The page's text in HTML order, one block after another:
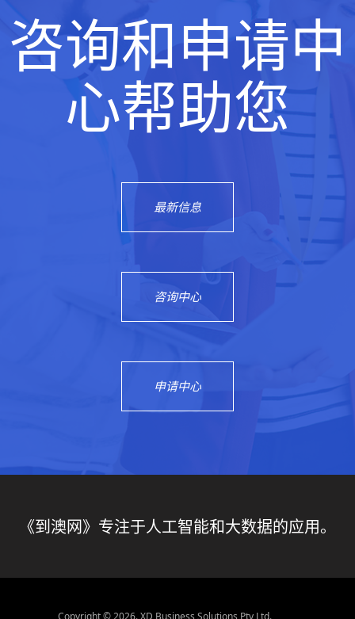
咨询和申请中
心帮助您
最新信息
咨询中心
申请中心
《到澳网》专注于人工智能和大数据的应用。
Copyright © 2026. XD Business Solutions Pty Ltd.